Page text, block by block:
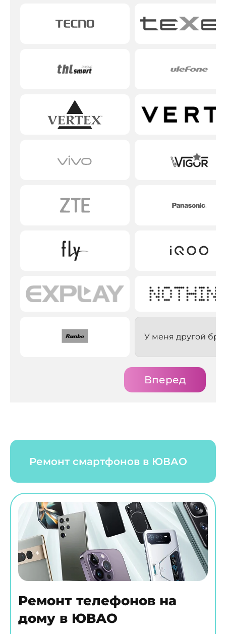
У меня другой
Вперед
Ремонт смартфонов в ЮВАО
Ремонт телефонов на
дому в ЮВАО